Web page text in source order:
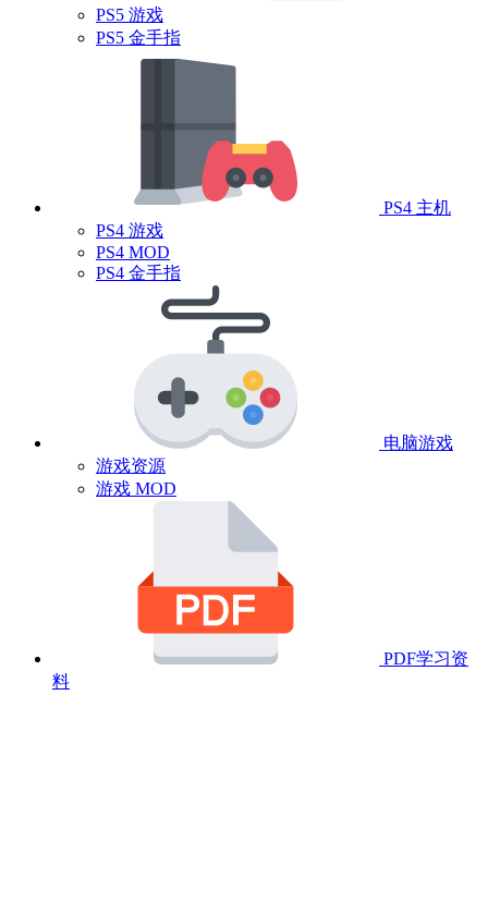
PS5 游戏
PS5 金手指
PS4 主机
PS4 游戏
PS4 MOD
PS4 金手指
电脑游戏
游戏资源
游戏 MOD
PDF学习资
料